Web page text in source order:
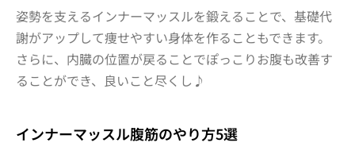
姿勢を支えるインナーマッスルを鍛えることで、基礎代
謝がアップして痩せやすい身体を作ることもできます。
さらに、内臓の位置が戻ることでぽっこりお腹も改善す
ることができ、良いこと尽くし♪
インナーマッスル腹筋のやり方5選